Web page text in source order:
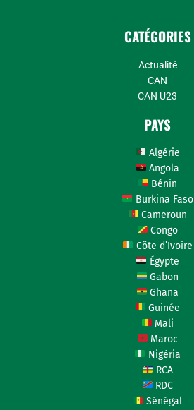
CATÉGORIES
Actualité
CAN
CAN U23
PAYS
Algérie
Angola
Bénin
Burkina Faso
Cameroun
Congo
Côte d’Ivoire
Égypte
Gabon
Ghana
Guinée
Mali
Maroc
Nigéria
RCA
RDC
Sénégal